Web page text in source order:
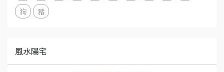
狗
豬
風水陽宅